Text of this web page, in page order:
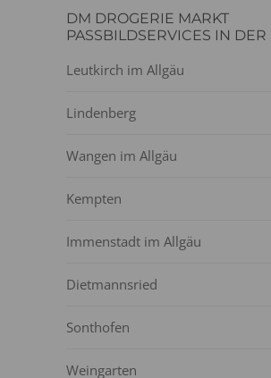
DM DROGERIE MARKT
PASSBILDSERVICES IN
Leutkirch im Allgäu
Lindenberg
Wangen im Allgäu
Kempten
Immenstadt im Allgäu
Dietmannsried
Sonthofen
Weingarten